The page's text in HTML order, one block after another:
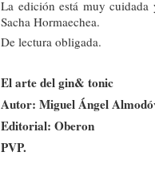
La edición está muy
Sacha Hormaechea.
De lectura obligada.
El arte del gin& tonic
Autor: Miguel Ángel
Editorial: Oberon
PVP.